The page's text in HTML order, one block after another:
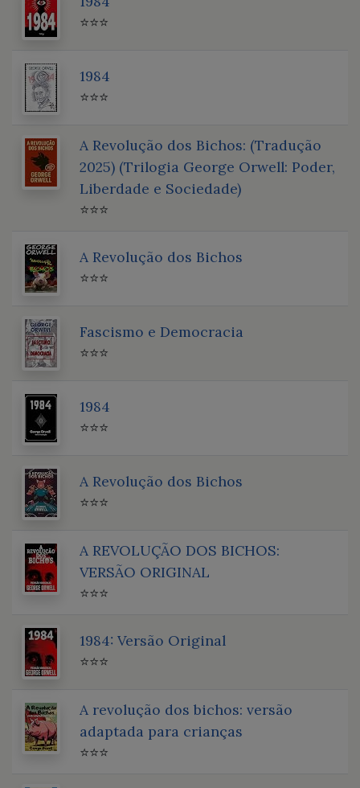
⭐⭐⭐
1984
⭐⭐⭐
A Revolução dos Bichos: (Tradução
2025) (Trilogia George Orwell: Poder,
Liberdade e Sociedade)
⭐⭐⭐
A Revolução dos Bichos
⭐⭐⭐
Fascismo e Democracia
⭐⭐⭐
1984
⭐⭐⭐
A Revolução dos Bichos
⭐⭐⭐
A REVOLUÇÃO DOS BICHOS:
VERSÃO ORIGINAL
⭐⭐⭐
1984: Versão Original
⭐⭐⭐
A revolução dos bichos: versão
adaptada para crianças
⭐⭐⭐